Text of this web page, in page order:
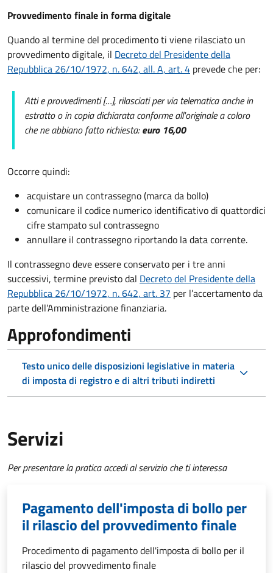
Provvedimento finale in forma digitale
Quando al termine del procedimento ti viene rilasciato un
provvedimento digitale, il Decreto del Presidente della
Repubblica 26/10/1972, n. 642, all. A, art. 4 prevede che per:
Atti e provvedimenti […], rilasciati per via telematica anche in
estratto o in copia dichiarata conforme all'originale a coloro
che ne abbiano fatto richiesta:euro 16,00
Occorre quindi:
acquistare un contrassegno (marca da bollo)
comunicare il codice numerico identificativo di quattordici
cifre stampato sul contrassegno
annullare il contrassegno riportando la data corrente.
Il contrassegno deve essere conservato per i tre anni
successivi, termine previsto dal Decreto del Presidente della
Repubblica 26/10/1972, n. 642, art. 37 per l’accertamento da
parte dell’Amministrazione finanziaria.
Approfondimenti
Testo unico delle disposizioni legislative in materia
di imposta di registro e di altri tributi indiretti
Servizi
Per presentare la pratica accedi al servizio che ti interessa
Pagamento dell'imposta di bollo per
il rilascio del provvedimento finale
Procedimento di pagamento dell'imposta di bollo per il
rilascio del provvedimento finale